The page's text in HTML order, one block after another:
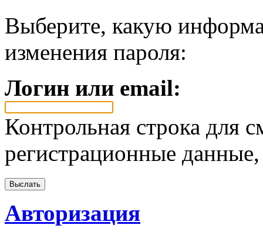
Выберите, какую
изменения пароля:
Логин или email:
Контрольная строка для
регистрационные
Авторизация